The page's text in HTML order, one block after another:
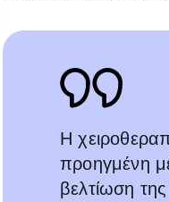
Η
προηγμένη
βελτίωση της